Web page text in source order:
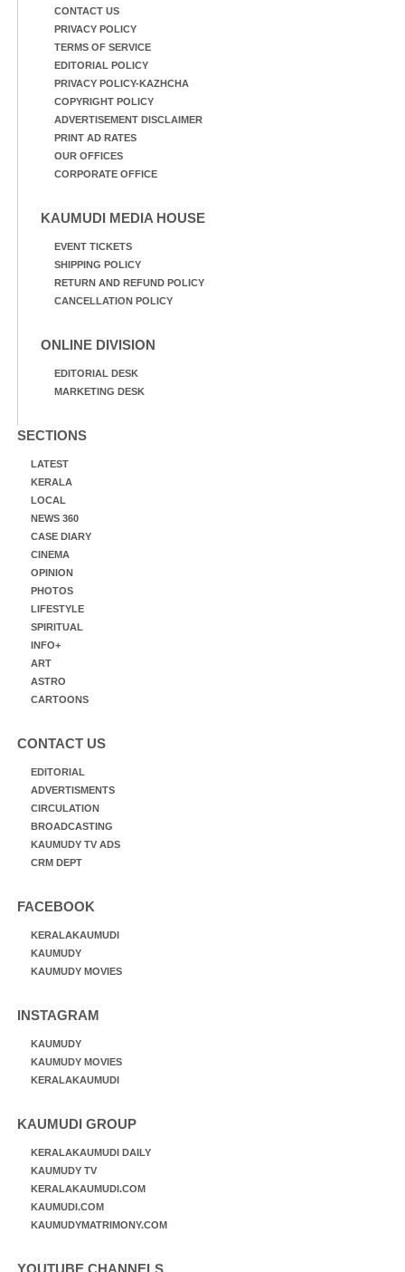
CONTACT US
PRIVACY POLICY
TERMS OF SERVICE
EDITORIAL POLICY
PRIVACY POLICY-KAZHCHA
COPYRIGHT POLICY
ADVERTISEMENT DISCLAIMER
PRINT AD RATES
OUR OFFICES
CORPORATE OFFICE
KAUMUDI MEDIA HOUSE
EVENT TICKETS
SHIPPING POLICY
RETURN AND REFUND POLICY
CANCELLATION POLICY
ONLINE DIVISION
EDITORIAL DESK
MARKETING DESK
SECTIONS
LATEST
KERALA
LOCAL
NEWS 360
CASE DIARY
CINEMA
OPINION
PHOTOS
LIFESTYLE
SPIRITUAL
INFO+
ART
ASTRO
CARTOONS
CONTACT US
EDITORIAL
ADVERTISMENTS
CIRCULATION
BROADCASTING
KAUMUDY TV ADS
CRM DEPT
FACEBOOK
KERALAKAUMUDI
KAUMUDY
KAUMUDY MOVIES
INSTAGRAM
KAUMUDY
KAUMUDY MOVIES
KERALAKAUMUDI
KAUMUDI GROUP
KERALAKAUMUDI DAILY
KAUMUDY TV
KERALAKAUMUDI.COM
KAUMUDI.COM
KAUMUDYMATRIMONY.COM
YOUTUBE CHANNELS